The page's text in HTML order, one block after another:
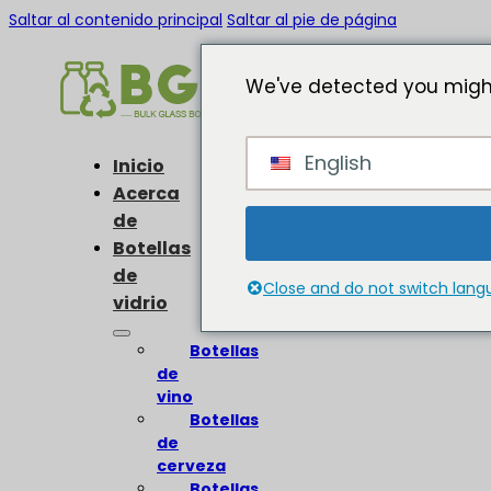
Saltar al contenido principal Saltar al pie de página
Inicio
Acerca
de
Botellas
de
vidrio
Botellas
de
vino
Botellas
de
cerveza
We've detected you
English
Close and do not switch